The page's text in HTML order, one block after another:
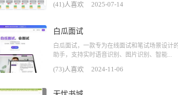
(41)人喜欢 2025-07-14
白瓜面试
白瓜面试，一款专为在线面试和笔试场景设计
助手，支持实时语音识别、图片识别、智能...
(73)人喜欢 2024-11-06